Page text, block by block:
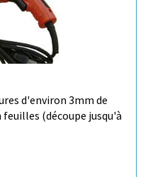
d'environ 3mm de
(découpe jusqu'à